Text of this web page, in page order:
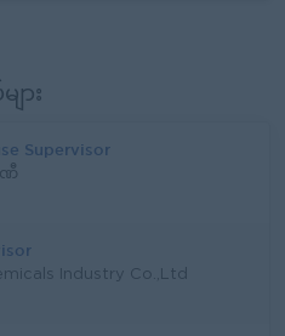
ား
Supervisor
ဏီ
Industry Co.,Ltd